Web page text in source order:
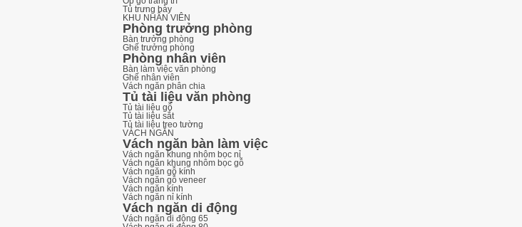
Tủ trưng bày
KHU NHÂN VIÊN
Phòng trưởng phòng
Bàn trưởng phòng
Ghế trưởng phòng
Phòng nhân viên
Bàn làm việc văn phòng
Ghế nhân viên
Vách ngăn phân chia
Tủ tài liệu văn phòng
Tủ tài liệu gỗ
Tủ tài liệu sắt
Tủ tài liệu treo tường
VÁCH NGĂN
Vách ngăn bàn làm việc
Vách ngăn khung nhôm bọc nỉ
Vách ngăn khung nhôm bọc gỗ
Vách ngăn gỗ kính
Vách ngăn gỗ veneer
Vách ngăn kính
Vách ngăn nỉ kính
Vách ngăn di động
Vách ngăn di động 65